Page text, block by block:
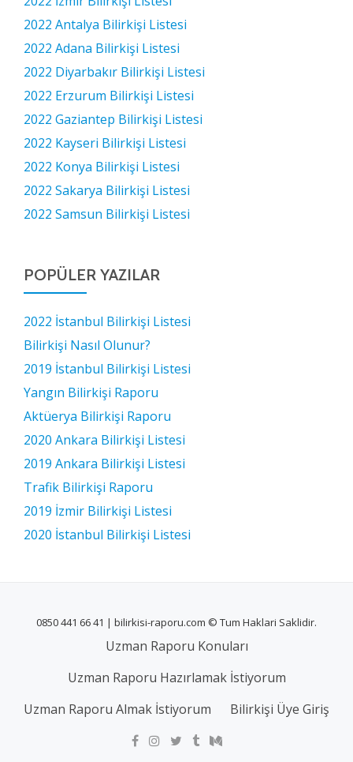
2022 Antalya Bilirkişi Listesi
2022 Adana Bilirkişi Listesi
2022 Diyarbakır Bilirkişi Listesi
2022 Erzurum Bilirkişi Listesi
2022 Gaziantep Bilirkişi Listesi
2022 Kayseri Bilirkişi Listesi
2022 Konya Bilirkişi Listesi
2022 Sakarya Bilirkişi Listesi
2022 Samsun Bilirkişi Listesi
POPÜLER YAZILAR
2022 İstanbul Bilirkişi Listesi
Bilirkişi Nasıl Olunur?
2019 İstanbul Bilirkişi Listesi
Yangın Bilirkişi Raporu
Aktüerya Bilirkişi Raporu
2020 Ankara Bilirkişi Listesi
2019 Ankara Bilirkişi Listesi
Trafik Bilirkişi Raporu
2019 İzmir Bilirkişi Listesi
2020 İstanbul Bilirkişi Listesi
0850 441 66 41 | bilirkisi-raporu.com © Tum Haklari Saklidir.
Uzman Raporu Konuları
Uzman Raporu Hazırlamak İstiyorum
Uzman Raporu Almak İstiyorum
Bilirkişi Üye Giriş